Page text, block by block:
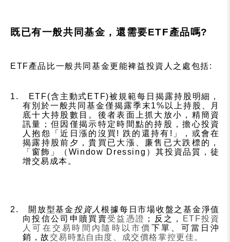
既已有一般共同基金，還需要ETF產品嗎?
ETF產品比一般共同基金更能裨益投資人之處包括:
1. ETF(含主動式 ETF)被規範每日揭露持股明細，
有別於一般共同基金僅揭露季末1% 以上持股、月
底十大持股數目。後者表面上抓大放小，精簡資
訊量；但因僅揭示特定時間點的持股，擔心投資
人抱怨「近日漲的沒買 ! 跌的還持有 ! 」，或會在
揭露持股前夕，貴買已大漲、廉售已大跌標的，
「窗飾」（ Window Dressing ）其投資品質，徒
增交易成本。
2. 開放型基金 投資人根據每日市場收盤之基金淨值
向投信公司申贖買賣受益憑證 ；反之， ETF投資
人可在交易時間內隨時以市價 下單、可當日沖
銷，故交易時點自由度、成交價格掌控更佳。